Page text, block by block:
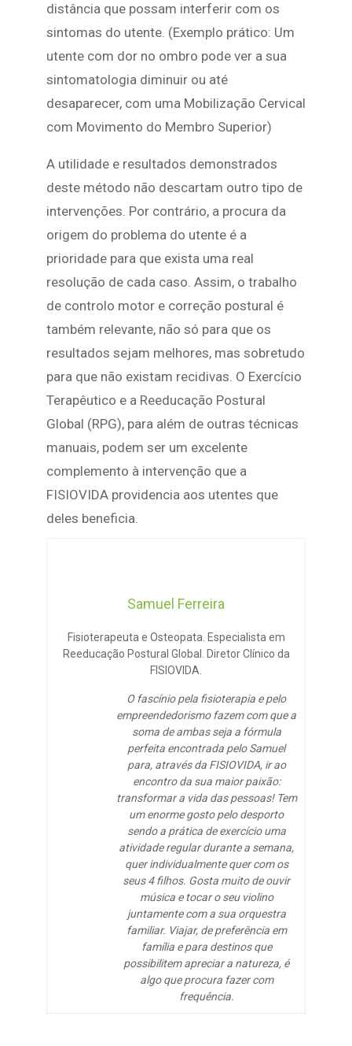
distância que possam interferir com os
sintomas do utente. (Exemplo prático: Um
utente com dor no ombro pode ver a sua
sintomatologia diminuir ou até
desaparecer, com uma Mobilização Cervical
com Movimento do Membro Superior)
A utilidade e resultados demonstrados
deste método não descartam outro tipo de
intervenções. Por contrário, a procura da
origem do problema do utente é a
prioridade para que exista uma real
resolução de cada caso. Assim, o trabalho
de controlo motor e correção postural é
também relevante, não só para que os
resultados sejam melhores, mas sobretudo
para que não existam recidivas. O Exercício
Terapêutico e a Reeducação Postural
Global (RPG), para além de outras técnicas
manuais, podem ser um excelente
complemento à intervenção que a
FISIOVIDA providencia aos utentes que
deles beneficia.
Samuel Ferreira
Fisioterapeuta e Osteopata. Especialista em
Reeducação Postural Global. Diretor Clínico da
FISIOVIDA.
O fascínio pela fisioterapia e pelo
empreendedorismo fazem com que a
soma de ambas seja a fórmula
perfeita encontrada pelo Samuel
para, através da FISIOVIDA, ir ao
encontro da sua maior paixão:
transformar a vida das pessoas! Tem
um enorme gosto pelo desporto
sendo a prática de exercício uma
atividade regular durante a semana,
quer individualmente quer com os
seus 4 filhos. Gosta muito de ouvir
música e tocar o seu violino
juntamente com a sua orquestra
familiar. Viajar, de preferência em
família e para destinos que
possibilitem apreciar a natureza, é
algo que procura fazer com
frequência.